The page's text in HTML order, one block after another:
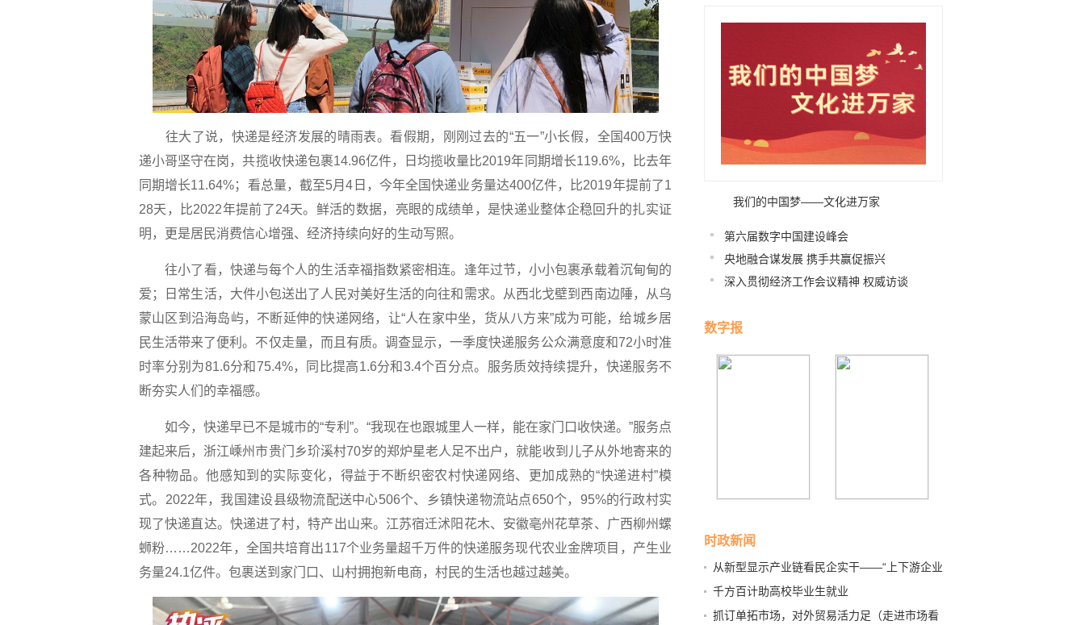
往大了说，快递是经济发展的晴雨表。看假期，刚刚过去的“五一”小长假，全国400万快
递小哥坚守在岗，共揽收快递包裹14.96亿件，日均揽收量比2019年同期增长119.6%，比去年
同期增长11.64%；看总量，截至5月4日，今年全国快递业务量达400亿件，比2019年提前了1
28天，比2022年提前了24天。鲜活的数据，亮眼的成绩单，是快递业整体企稳回升的扎实证
明，更是居民消费信心增强、经济持续向好的生动写照。
往小了看，快递与每个人的生活幸福指数紧密相连。逢年过节，小小包裹承载着沉甸甸的
爱；日常生活，大件小包送出了人民对美好生活的向往和需求。从西北戈壁到西南边陲，从乌
蒙山区到沿海岛屿，不断延伸的快递网络，让“人在家中坐，货从八方来”成为可能，给城乡居
民生活带来了便利。不仅走量，而且有质。调查显示，一季度快递服务公众满意度和72小时准
时率分别为81.6分和75.4%，同比提高1.6分和3.4个百分点。服务质效持续提升，快递服务不
断夯实人们的幸福感。
如今，快递早已不是城市的“专利”。“我现在也跟城里人一样，能在家门口收快递。”服务点
建起来后，浙江嵊州市贵门乡玠溪村70岁的郑炉星老人足不出户，就能收到儿子从外地寄来的
各种物品。他感知到的实际变化，得益于不断织密农村快递网络、更加成熟的“快递进村”模
式。2022年，我国建设县级物流配送中心506个、乡镇快递物流站点650个，95%的行政村实
现了快递直达。快递进了村，特产出山来。江苏宿迁沭阳花木、安徽亳州花草茶、广西柳州螺
蛳粉……2022年，全国共培育出117个业务量超千万件的快递服务现代农业金牌项目，产生业
务量24.1亿件。包裹送到家门口、山村拥抱新电商，村民的生活也越过越美。
我们的中国梦——文化进万家
第六届数字中国建设峰会
央地融合谋发展 携手共赢促振兴
深入贯彻经济工作会议精神 权威访谈
数字报
时政新闻
从新型显示产业链看民企实干——“上下游企业
抱团发力，空间更大”（经济新方位·支持民营经
济发展）
千方百计助高校毕业生就业
抓订单拓市场，对外贸易活力足（走进市场看